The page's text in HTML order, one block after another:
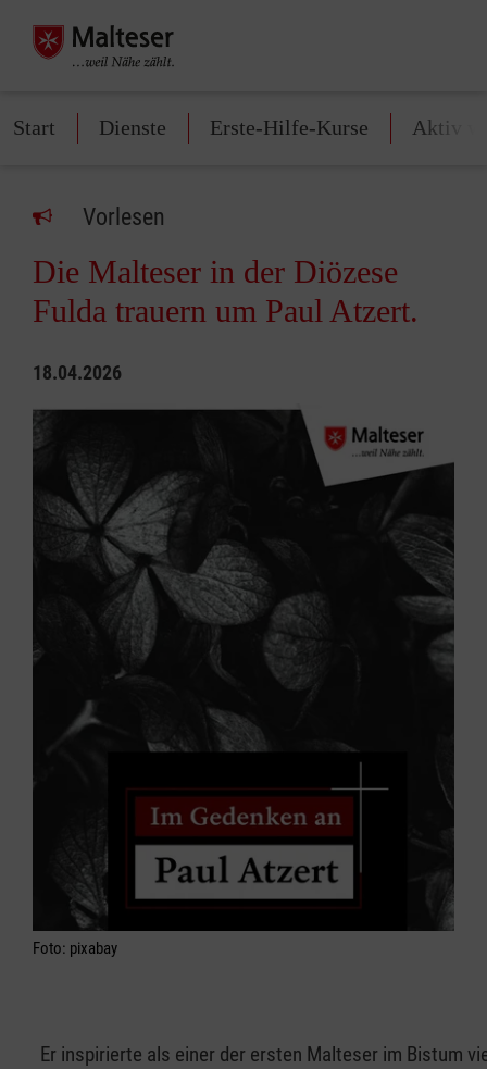
Start Dienste Erste-Hilfe-Kurse Aktiv
Vorlesen
Die Malteser in der Diözese
Fulda trauern um Paul Atzert.
18.04.2026
Foto: pixabay
Er inspirierte als einer der ersten Malteser im Bistum